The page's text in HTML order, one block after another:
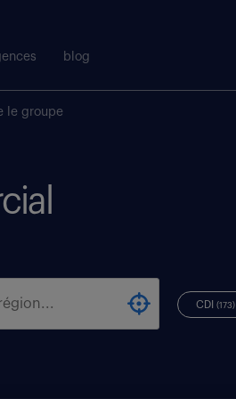
blog
le groupe
CDI(173)